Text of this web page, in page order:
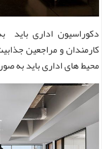
دکوراسیون اداری
کارمندان و مراجعین
محیط های اداری باید به